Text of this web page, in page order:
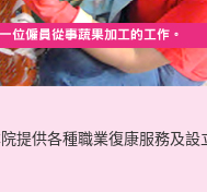
提供各種職業復康服務及設